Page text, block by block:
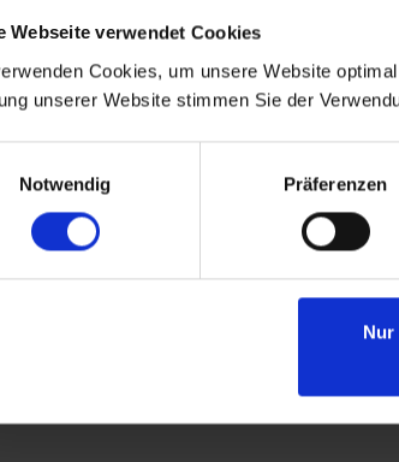
Webseite verwendet Cookies
Cookies, um unsere Website
unserer Website stimmen Sie der
Notwendig
Präferenzen
Nur
Melden Sie sich jetzt für
sichern Sie sich
Die Abmeldung ist jederzeit möglich.